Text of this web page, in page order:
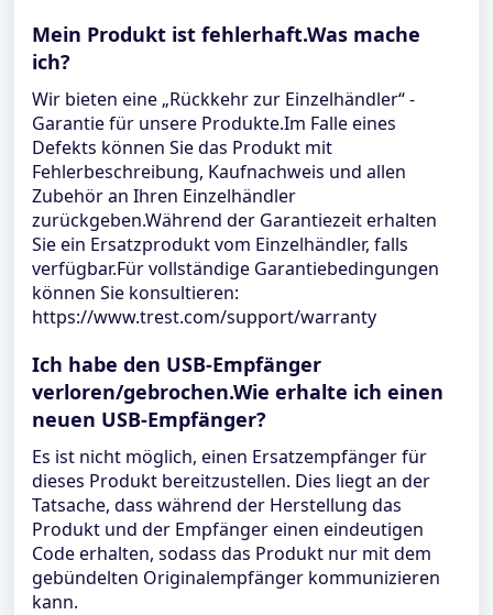
Mein Produkt ist fehlerhaft.Was mache
ich?
Wir bieten eine „Rückkehr zur Einzelhändler“ -
Garantie für unsere Produkte.Im Falle eines
Defekts können Sie das Produkt mit
Fehlerbeschreibung, Kaufnachweis und allen
Zubehör an Ihren Einzelhändler
zurückgeben.Während der Garantiezeit erhalten
Sie ein Ersatzprodukt vom Einzelhändler, falls
verfügbar.Für vollständige Garantiebedingungen
können Sie konsultieren:
https://www.trest.com/support/warranty
Ich habe den USB-Empfänger
verloren/gebrochen.Wie erhalte ich einen
neuen USB-Empfänger?
Es ist nicht möglich, einen Ersatzempfänger für
dieses Produkt bereitzustellen. Dies liegt an der
Tatsache, dass während der Herstellung das
Produkt und der Empfänger einen eindeutigen
Code erhalten, sodass das Produkt nur mit dem
gebündelten Originalempfänger kommunizieren
kann.